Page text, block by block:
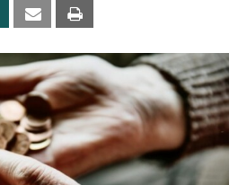
Xing Email